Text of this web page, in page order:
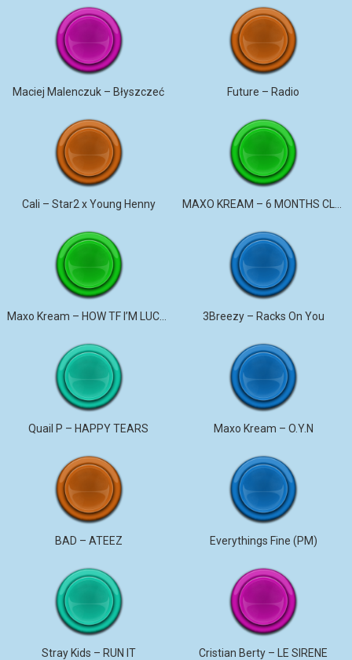
Maciej Malenczuk – Błyszczeć Future – Radio
Cali – Star2 x Young Henny
Maxo Kream – HOW TF I’M LUCKY 3Breezy – Racks On You
Quail P – HAPPY TEARS Maxo Kream – O.Y.N
BAD – ATEEZ Everythings Fine (PM)
Stray Kids – RUN IT Cristian Berty – LE SIRENE